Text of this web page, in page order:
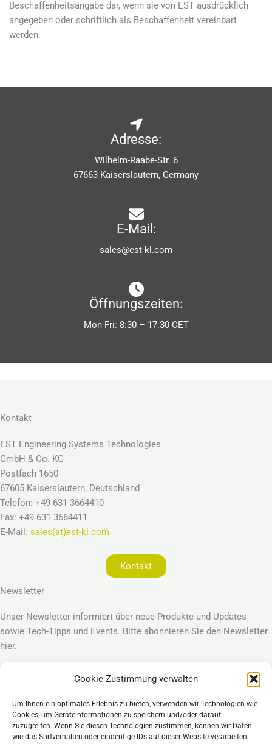
Cookie-Zustimmung verwalten
Um Ihnen ein optimales Erlebnis zu bieten, verwenden wir Technologien wie
Cookies, um Geräteinformationen zu speichern und/oder darauf
zuzugreifen. Wenn Sie diesen Technologien zustimmen, können wir Daten
wie das Surfverhalten oder eindeutige IDs auf dieser Website verarbeiten.
Beschaffenheitsangabe dar, wenn sie von EST ausdrücklich
angegeben oder schriftlich als Beschaffenheit vereinbart
werden.
Adresse:
Wilhelm-Raabe-Str. 6
67663 Kaiserslautern, Germany
E-Mail:
sales@est-kl.com
Öffnungszeiten:
Mon-Fri: 8:30 – 17:30 CET
Kontakt
EST Engineering Systems Technologies
GmbH & Co. KG
Postfach 1650
67605 Kaiserslautern, Deutschland
Telefon: +49 631 3664410
Fax: +49 631 3664411
E-Mail: sales(at)est-kl.com
Kontakt
Newsletter
Unser Newsletter informiert über neue Produkte und Updates
sowie Tech-Tipps und Events. Bitte abonnieren Sie den Newsletter
hier.
Anmelden
Legal
Impressum
Datenschutzerklärung